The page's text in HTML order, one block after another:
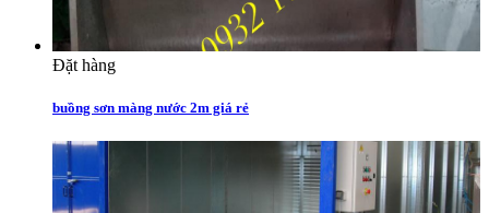
Đặt hàng
buồng sơn màng nước 2m giá rẻ